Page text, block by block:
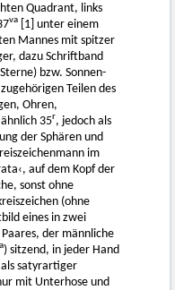
Quadrant, links
va
[1] unter einem
Mannes mit spitzer
dazu Schriftband
bzw. Sonnen-
Teilen des
Ohren,
35r, jedoch als
der Sphären und
im
auf dem Kopf der
sonst ohne
(ohne
eines in zwei
der männliche
) sitzend, in jeder Hand
satyrartiger
mit Unterhose und